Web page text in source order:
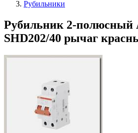
Рубильники
Рубильник 2-полюсный
SHD202/40 рычаг